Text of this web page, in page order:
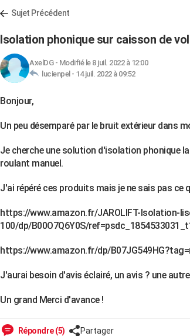
Sujet Précédent
Isolation phonique sur caisson de
AxelDG- Modifié le 8 juil. 2022 à 12:00
lucienpel - 14 juil. 2022 à 09:52
Bonjour,
Un peu désemparé par le bruit extérieur dans
Je cherche une solution d'isolation phonique
roulant manuel.
J'ai répéré ces produits mais je ne sais pas ce
https://www.amazon.fr/JAROLIFT-Isolation-
100/dp/B00O7Q6Y0S/
https://www.amazon.fr/dp/
J'aurai besoin d'avis éclairé, un avis ? une
Un grand Merci d'avance !
Répondre (5) Partager